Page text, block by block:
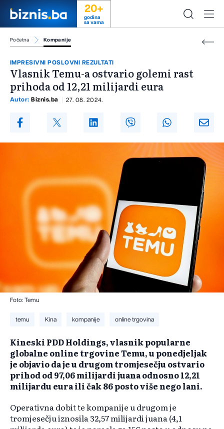
20+
godina
sa vama
Početna Kompanije
IMPRESIVNI POSLOVNI REZULTATI
Vlasnik Temu-a ostvario golemi rast
prihoda od 12,21 milijardi eura
Autor: Biznis.ba 27. 08. 2024.
Foto: Temu
temu Kina kompanije online trgovina
Kineski PDD Holdings, vlasnik popularne
globalne online trgovine Temu, u ponedjeljak
je objavio da je u drugom tromjesečju ostvario
prihod od 97,06 milijardi juana odnosno 12,21
milijardu eura ili čak 86 posto više nego lani.
Operativna dobit te kompanije u drugom je
tromjesečju iznosila 32,57 milijardi juana (4,1